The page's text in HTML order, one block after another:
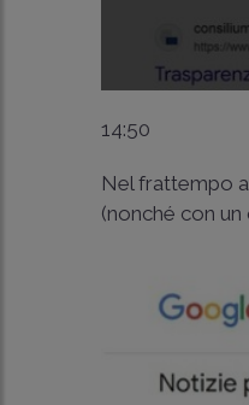
14:50
Nel frattempo
(nonché con un